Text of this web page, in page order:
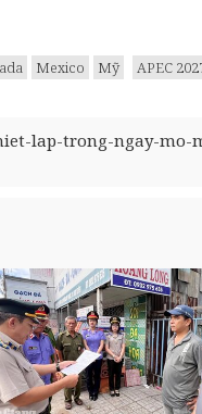
Mexico Mỹ
APEC
lap-trong-ngay-mo-